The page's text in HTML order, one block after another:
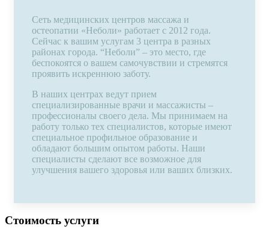
Сеть медицинских центров массажа и
остеопатии «Неболи» работает с 2012 года.
Сейчас к вашим услугам 3 центра в разных
районах города. “Неболи” – это место, где
беспокоятся о вашем самочувствии и стремятся
проявить искреннюю заботу.
В наших центрах ведут прием
специализированные врачи и массажисты –
профессионалы своего дела. Мы принимаем на
работу только тех специалистов, которые имеют
специальное профильное образование и
обладают большим опытом работы. Наши
специалисты сделают все возможное для
улучшения вашего здоровья или ваших близких.
Стоимость услуги